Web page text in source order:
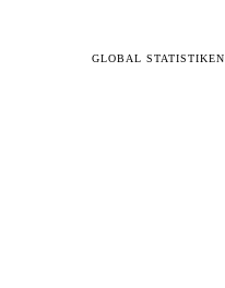
GLOBAL STATISTIKEN